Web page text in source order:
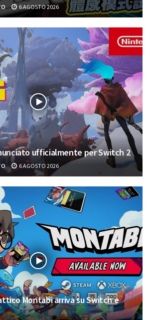
6 AGOSTO 2026
ufficialmente per Switch 2
6 AGOSTO 2026
Montabi arriva su Switch e